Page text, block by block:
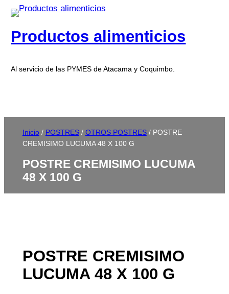
Productos alimenticios
Al servicio de las PYMES de Atacama y Coquimbo.
Inicio / POSTRES/ OTROS POSTRES/ POSTRE
CREMISIMO LUCUMA 48 X 100 G
POSTRE CREMISIMO LUCUMA
48 X 100 G
POSTRE CREMISIMO
LUCUMA 48 X 100 G